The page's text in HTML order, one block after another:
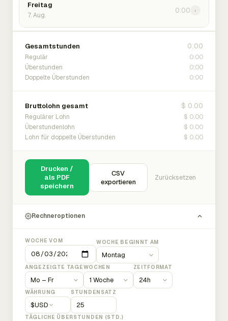
Freitag
7. Aug.
0:00 ›
Gesamtstunden 0:00
Regulär 0:00
Überstunden 0:00
Doppelte Überstunden 0:00
Bruttolohn gesamt $ 0.00
Regulärer Lohn $ 0.00
Überstundenlohn $ 0.00
Lohn für doppelte Überstunden $ 0.00
Drucken /
als PDF
speichern
CSV
exportieren
Zurücksetzen
Rechneroptionen
WOCHE VOM WOCHE BEGINNT AM
ANGEZEIGTE TAGEWOCHEN ZEITFORMAT
WÄHRUNG
$USD
STUNDENSATZ
TÄGLICHE ÜBERSTUNDEN (STD.)